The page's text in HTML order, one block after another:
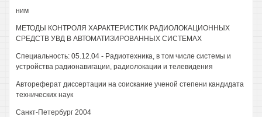
ним
МЕТОДЫ КОНТРОЛЯ ХАРАКТЕРИСТИК РАДИОЛОКАЦИОННЫХ
СРЕДСТВ УВД В АВТОМАТИЗИРОВАННЫХ СИСТЕМАХ
Специальность: 05.12.04 - Радиотехника, в том числе системы и
устройства радионавигации, радиолокации и телевидения
Автореферат диссертации на соискание ученой степени кандидата
технических наук
Санкт-Петербург 2004